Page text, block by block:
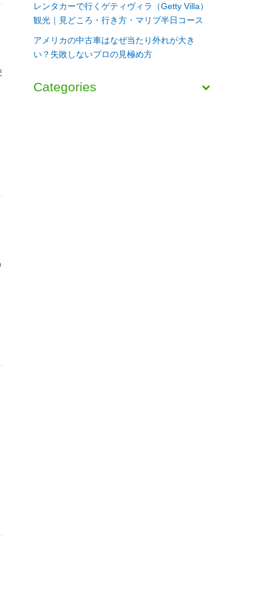
レンタカーで行くゲティヴィラ（Getty Villa）
観光｜見どころ・行き方・マリブ半日コース
アメリカの中古車はなぜ当たり外れが大き
い？失敗しないプロの見極め方
Categories